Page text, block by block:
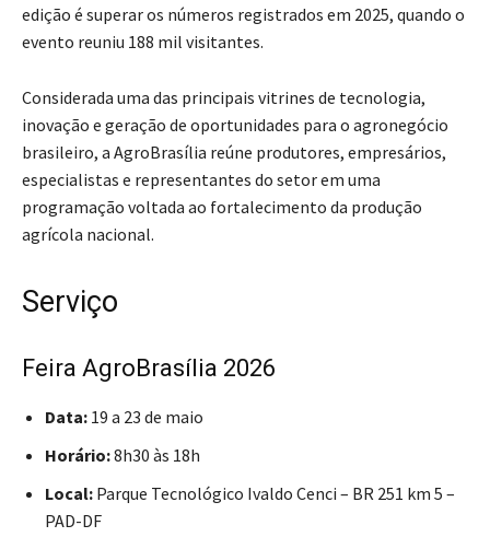
edição é superar os números registrados em 2025, quando o
evento reuniu 188 mil visitantes.
Considerada uma das principais vitrines de tecnologia,
inovação e geração de oportunidades para o agronegócio
brasileiro, a AgroBrasília reúne produtores, empresários,
especialistas e representantes do setor em uma
programação voltada ao fortalecimento da produção
agrícola nacional.
Serviço
Feira AgroBrasília 2026
Data: 19 a 23 de maio
Horário:8h30 às 18h
Local: Parque Tecnológico Ivaldo Cenci – BR 251 km 5 –
PAD-DF